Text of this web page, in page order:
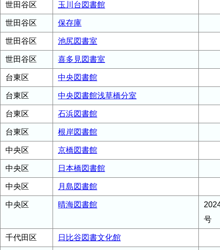
世田谷区 玉川台図書館
世田谷区 保存庫
世田谷区 池尻図書室
世田谷区 喜多見図書室
台東区 中央図書館
台東区 中央図書館浅草橋分室
台東区 石浜図書館
台東区 根岸図書館
中央区 京橋図書館
中央区 日本橋図書館
中央区 月島図書館
中央区 晴海図書館
号
千代田区 日比谷図書文化館